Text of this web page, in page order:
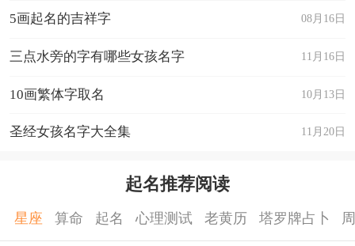
08月16日
5画起名的吉祥字
11月16日
三点水旁的字有哪些女孩名字
10月13日
10画繁体字取名
11月20日
圣经女孩名字大全集
起名推荐阅读
星座 算命 起名 心理测试 老黄历 塔罗牌占卜